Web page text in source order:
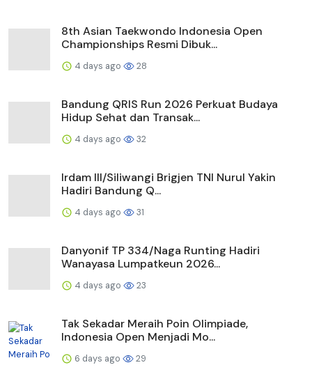
8th Asian Taekwondo Indonesia Open
Championships Resmi Dibuk...
4 days ago 28
Bandung QRIS Run 2026 Perkuat Budaya
Hidup Sehat dan Transak...
4 days ago 32
Irdam III/Siliwangi Brigjen TNI Nurul Yakin
Hadiri Bandung Q...
4 days ago 31
Danyonif TP 334/Naga Runting Hadiri
Wanayasa Lumpatkeun 2026...
4 days ago 23
Tak Sekadar Meraih Poin Olimpiade,
Indonesia Open Menjadi Mo...
6 days ago 29